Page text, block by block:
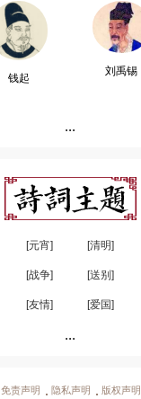
钱起
刘禹锡
...
[元宵] [清明]
[战争] [送别]
[友情] [爱国]
...
免责声明 隐私声明 版权声明